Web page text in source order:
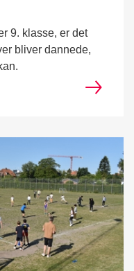
9. klasse, er det
bliver dannede,